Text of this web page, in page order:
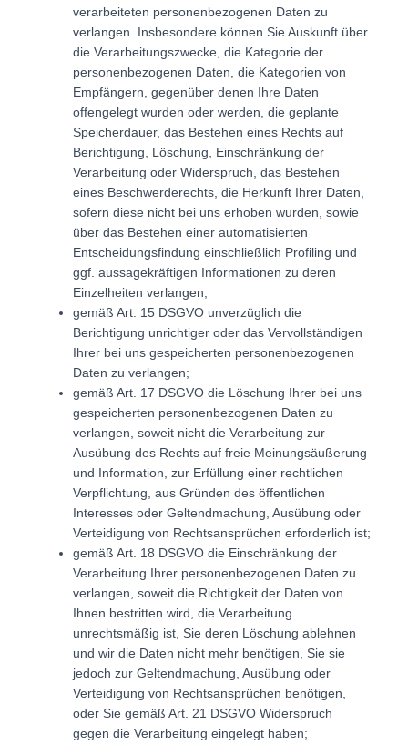
verarbeiteten personenbezogenen Daten zu
verlangen. Insbesondere können Sie Auskunft über
die Verarbeitungszwecke, die Kategorie der
personenbezogenen Daten, die Kategorien von
Empfängern, gegenüber denen Ihre Daten
offengelegt wurden oder werden, die geplante
Speicherdauer, das Bestehen eines Rechts auf
Berichtigung, Löschung, Einschränkung der
Verarbeitung oder Widerspruch, das Bestehen
eines Beschwerderechts, die Herkunft Ihrer Daten,
sofern diese nicht bei uns erhoben wurden, sowie
über das Bestehen einer automatisierten
Entscheidungsfindung einschließlich Profiling und
ggf. aussagekräftigen Informationen zu deren
Einzelheiten verlangen;
gemäß Art. 15 DSGVO unverzüglich die
Berichtigung unrichtiger oder das Vervollständigen
Ihrer bei uns gespeicherten personenbezogenen
Daten zu verlangen;
gemäß Art. 17 DSGVO die Löschung Ihrer bei uns
gespeicherten personenbezogenen Daten zu
verlangen, soweit nicht die Verarbeitung zur
Ausübung des Rechts auf freie Meinungsäußerung
und Information, zur Erfüllung einer rechtlichen
Verpflichtung, aus Gründen des öffentlichen
Interesses oder Geltendmachung, Ausübung oder
Verteidigung von Rechtsansprüchen erforderlich ist;
gemäß Art. 18 DSGVO die Einschränkung der
Verarbeitung Ihrer personenbezogenen Daten zu
verlangen, soweit die Richtigkeit der Daten von
Ihnen bestritten wird, die Verarbeitung
unrechtsmäßig ist, Sie deren Löschung ablehnen
und wir die Daten nicht mehr benötigen, Sie sie
jedoch zur Geltendmachung, Ausübung oder
Verteidigung von Rechtsansprüchen benötigen,
oder Sie gemäß Art. 21 DSGVO Widerspruch
gegen die Verarbeitung eingelegt haben;